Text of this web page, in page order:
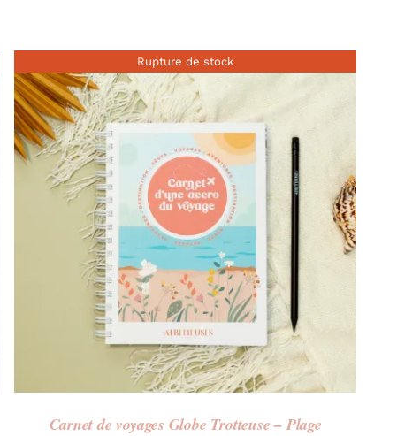
Rupture de stock
Carnet de voyages Globe Trotteuse – Plage